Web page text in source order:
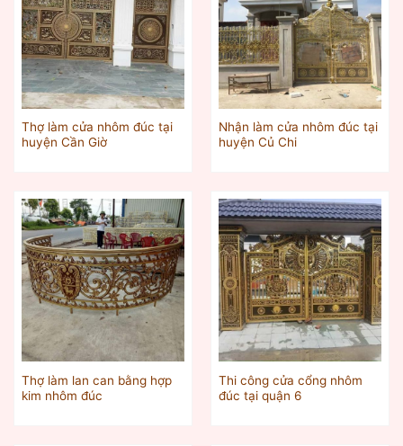
Thợ làm cửa nhôm đúc tại
huyện Cần Giờ
Nhận làm cửa nhôm đúc tại
huyện Củ Chi
Thợ làm lan can bằng hợp
kim nhôm đúc
Thi công cửa cổng nhôm
đúc tại quận 6